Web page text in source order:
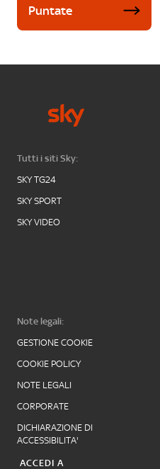
Puntate
Tutti i siti Sky:
SKY TG24
SKY SPORT
SKY VIDEO
Note legali:
GESTIONE COOKIE
COOKIE POLICY
NOTE LEGALI
CORPORATE
DICHIARAZIONE DI
ACCESSIBILITA'
ACCEDI A